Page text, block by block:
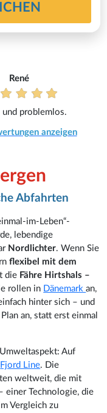
Abfahrten
im-Leben“-
lebendige
Nordlichter. Wenn Sie
flexibel mit dem
die Fähre Hirtshals –
rollen in Dänemarkan,
hinter sich – und
an, statt erst einmal
Auf
Fjord Line. Die
weltweit, die mit
einer Technologie, die
Vergleich zu